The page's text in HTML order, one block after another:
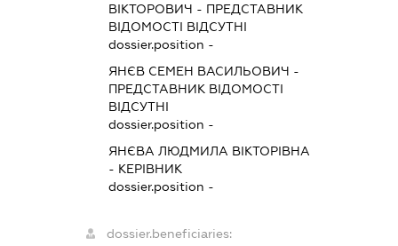
ВІКТОРОВИЧ - ПРЕДСТАВНИК
ВІДОМОСТІ ВІДСУТНІ
dossier.position -
ЯНЄВ СЕМЕН ВАСИЛЬОВИЧ -
ПРЕДСТАВНИК ВІДОМОСТІ
ВІДСУТНІ
dossier.position -
ЯНЄВА ЛЮДМИЛА ВІКТОРІВНА
- КЕРІВНИК
dossier.position -
dossier.beneficiaries: